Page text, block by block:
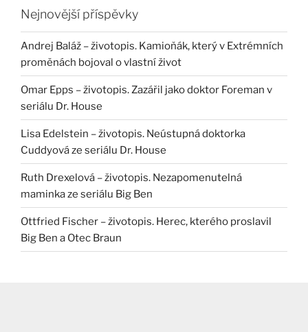
Nejnovější příspěvky
Andrej Baláž – životopis. Kamioňák, který v Extrémních
proměnách bojoval o vlastní život
Omar Epps – životopis. Zazářil jako doktor Foreman v
seriálu Dr. House
Lisa Edelstein – životopis. Neústupná doktorka
Cuddyová ze seriálu Dr. House
Ruth Drexelová – životopis. Nezapomenutelná
maminka ze seriálu Big Ben
Ottfried Fischer – životopis. Herec, kterého proslavil
Big Ben a Otec Braun